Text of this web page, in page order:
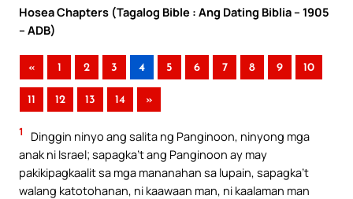
Hosea Chapters (Tagalog Bible : Ang Dating Biblia – 1905
– ADB)
« 1 2 3 4 5 6 7 8 9 10
11 12 13 14 »
1
Dinggin ninyo ang salita ng Panginoon, ninyong mga
anak ni Israel; sapagka’t ang Panginoon ay may
pakikipagkaalit sa mga mananahan sa lupain, sapagka’t
walang katotohanan, ni kaawaan man, ni kaalaman man